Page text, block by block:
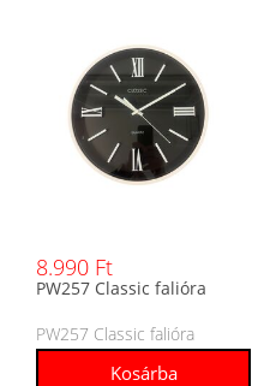
8.990 Ft
PW257 Classic falióra
PW257 Classic falióra